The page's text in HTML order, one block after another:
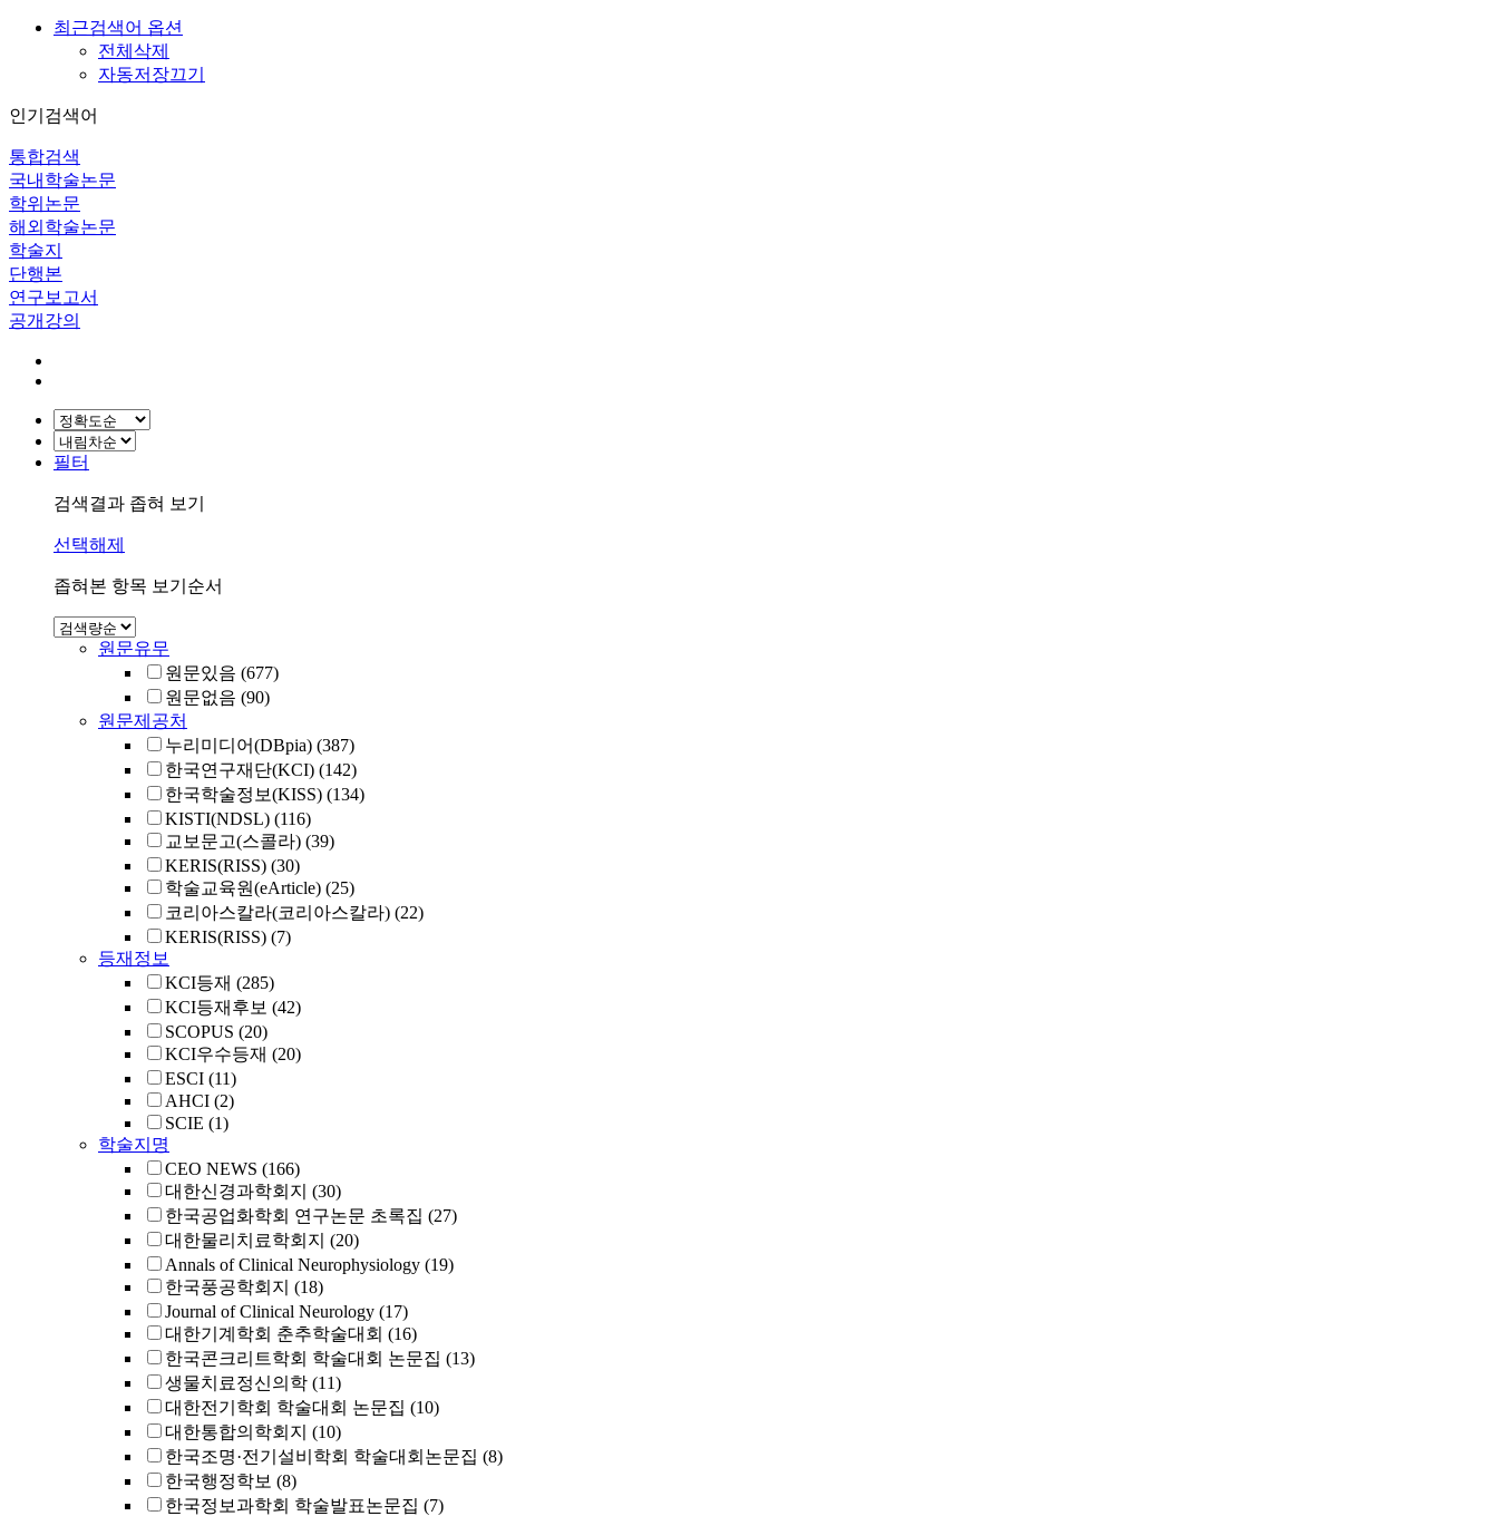
최근검색어 옵션
전체삭제
자동저장끄기
인기검색어
통합검색
국내학술논문
학위논문
해외학술논문
학술지
단행본
연구보고서
공개강의
필터
검색결과 좁혀 보기
선택해제
좁혀본 항목 보기순서
원문유무
원문있음 (677)
원문없음 (90)
원문제공처
누리미디어(DBpia) (387)
한국연구재단(KCI) (142)
한국학술정보(KISS) (134)
KISTI(NDSL) (116)
교보문고(스콜라) (39)
KERIS(RISS) (30)
학술교육원(eArticle) (25)
코리아스칼라(코리아스칼라) (22)
KERIS(RISS) (7)
등재정보
KCI등재 (285)
KCI등재후보 (42)
SCOPUS (20)
KCI우수등재 (20)
ESCI (11)
AHCI (2)
SCIE (1)
학술지명
CEO NEWS (166)
대한신경과학회지 (30)
한국공업화학회 연구논문 초록집 (27)
대한물리치료학회지 (20)
Annals of Clinical Neurophysiology (19)
한국풍공학회지 (18)
Journal of Clinical Neurology (17)
대한기계학회 춘추학술대회 (16)
한국콘크리트학회 학술대회 논문집 (13)
생물치료정신의학 (11)
대한전기학회 학술대회 논문집 (10)
대한통합의학회지 (10)
한국조명·전기설비학회 학술대회논문집 (8)
한국행정학보 (8)
한국정보과학회 학술발표논문집 (7)